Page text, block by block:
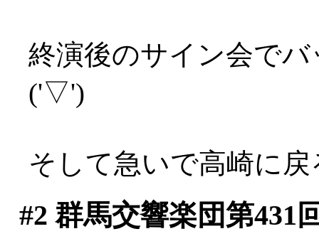
終演後のサイン会で
('▽')
そして急いで高崎に
#2 群馬交響楽団第431